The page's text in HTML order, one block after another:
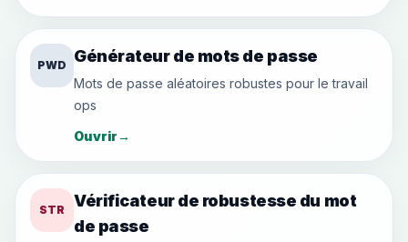
PWD Générateur de mots de passe
Mots de passe aléatoires robustes pour le travail
ops
Ouvrir→
STR
Vérificateur de robustesse du mot
de passe